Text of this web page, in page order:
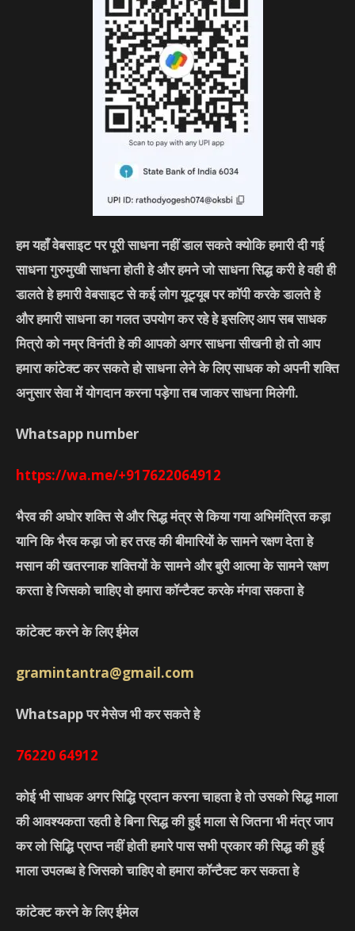
हम यहाँ वेबसाइट पर पूरी साधना नहीं डाल सकते क्योकि हमारी दी गई
साधना गुरुमुखी साधना होती हे और हमने जो साधना सिद्ध करी हे वही ही
डालते हे हमारी वेबसाइट से कई लोग यूट्यूब पर कॉपी करके डालते हे
और हमारी साधना का गलत उपयोग कर रहे हे इसलिए आप सब साधक
मित्रो को नम्र विनंती हे की आपको अगर साधना सीखनी हो तो आप
हमारा कांटेक्ट कर सकते हो साधना लेने के लिए साधक को अपनी शक्ति
अनुसार सेवा में योगदान करना पड़ेगा तब जाकर साधना मिलेगी.
Whatsapp number
https://wa.me/+917622064912
भैरव की अघोर शक्ति से और सिद्ध मंत्र से किया गया अभिमंत्रित कड़ा
यानि कि भैरव कड़ा जो हर तरह की बीमारियों के सामने रक्षण देता हे
मसान की खतरनाक शक्तियों के सामने और बुरी आत्मा के सामने रक्षण
करता हे जिसको चाहिए वो हमारा कॉन्टैक्ट करके मंगवा सकता हे
कांटेक्ट करने के लिए ईमेल
gramintantra@gmail.com
Whatsapp पर मेसेज भी कर सकते हे
76220 64912
कोई भी साधक अगर सिद्धि प्रदान करना चाहता हे तो उसको सिद्ध माला
की आवश्यकता रहती हे बिना सिद्ध की हुई माला से जितना भी मंत्र जाप
कर लो सिद्धि प्राप्त नहीं होती हमारे पास सभी प्रकार की सिद्ध की हुई
माला उपलब्ध हे जिसको चाहिए वो हमारा कॉन्टैक्ट कर सकता हे
कांटेक्ट करने के लिए ईमेल